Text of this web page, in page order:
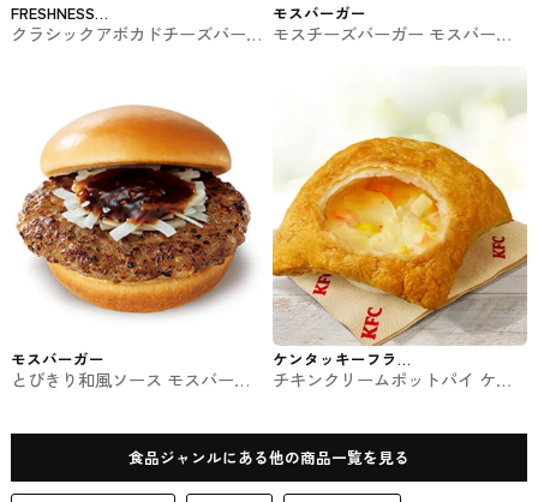
FRESHNESS
BURGER
クラシックアボカドチーズバーガ
モスバーガー
モスチーズバーガー モスバーガ
モスバーガー
とびきり和風ソース モスバーガ
ケンタッキーフラ
イドチキン
チキンクリームポットパイ ケン
食品ジャンルにある他の商品一覧を見る